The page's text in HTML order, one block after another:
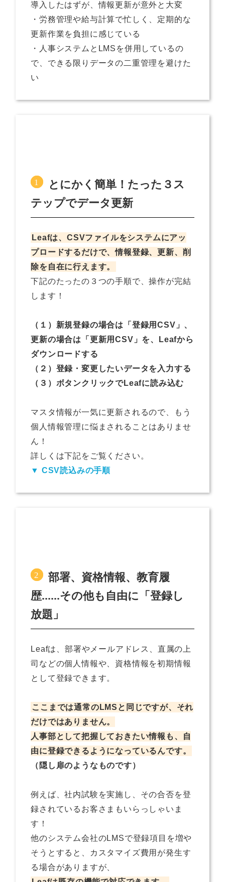
導入したはずが、情報更新が意外と大変
・労務管理や給与計算で忙しく、定期的な
更新作業を負担に感じている
・人事システムとLMSを併用しているの
で、できる限りデータの二重管理を避けた
い
とにかく簡単！たった３ス
テップでデータ更新
Leafは、CSVファイルをシステムにアッ
プロードするだけで、情報登録、更新、削
除を自在に行えます。
下記のたったの３つの手順で、操作が完結
します！
（１）新規登録の場合は「登録用CSV」、
更新の場合は「更新用CSV」を、Leafから
ダウンロードする
（２）登録・変更したいデータを入力する
（３）ボタンクリックでLeafに読み込む
マスタ情報が一気に更新されるので、もう
個人情報管理に悩まされることはありませ
ん！
詳しくは下記をご覧ください。
▼ CSV読込みの手順
部署、資格情報、教育履
歴......その他も自由に「登録し
放題」
Leafは、部署やメールアドレス、直属の上
司などの個人情報や、資格情報を初期情報
として登録できます。
ここまでは通常のLMSと同じですが、それ
だけではありません。
人事部として把握しておきたい情報も、自
由に登録できるようになっているんです。
（隠し扉のようなものです）
例えば、社内試験を実施し、その合否を登
録されているお客さまもいらっしゃいま
す！
他のシステム会社のLMSで登録項目を増や
そうとすると、カスタマイズ費用が発生す
る場合がありますが、